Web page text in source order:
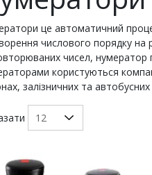
це автоматичний
числового порядку на
чисел, нумератор
користуються
залізничних та